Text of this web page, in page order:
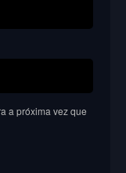
a próxima vez que